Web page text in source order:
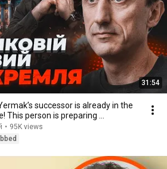
31:54
Yermak’s successor is already in the
This person is preparing ...
• 95K views